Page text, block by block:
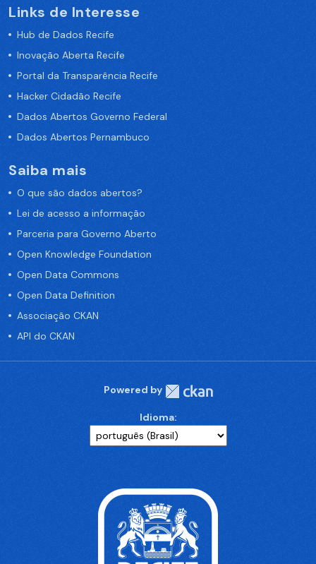
Links de Interesse
Hub de Dados Recife
Inovação Aberta Recife
Portal da Transparência Recife
Hacker Cidadão Recife
Dados Abertos Governo Federal
Dados Abertos Pernambuco
Saiba mais
O que são dados abertos?
Lei de acesso a informação
Parceria para Governo Aberto
Open Knowledge Foundation
Open Data Commons
Open Data Definition
Associação CKAN
API do CKAN
Powered by
Idioma